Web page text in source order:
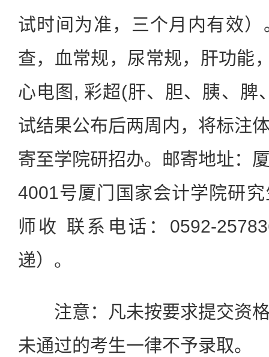
试时间为准，三个月内有效
查，血常规，尿常规，肝功能
心电图, 彩超(肝、胆、胰、脾
试结果公布后两周内，将标注
寄至学院研招办。邮寄地址：
4001号厦门国家会计学院研
师收 联系电话：0592-
递）。
注意：凡未按要求提交资格
未通过的考生一律不予录取。